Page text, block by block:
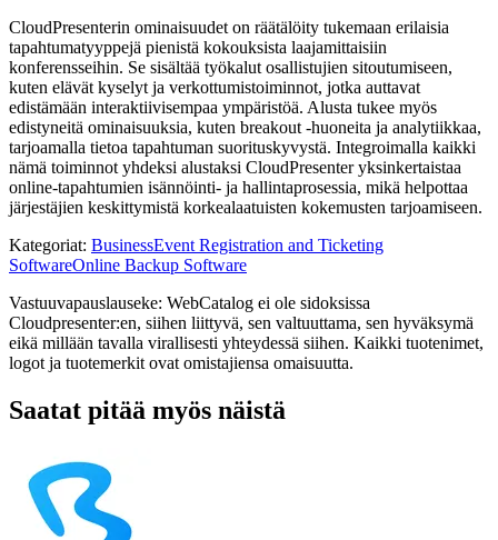
CloudPresenterin ominaisuudet on räätälöity tukemaan erilaisia ​​
tapahtumatyyppejä pienistä kokouksista laajamittaisiin
konferensseihin. Se sisältää työkalut osallistujien sitoutumiseen,
kuten elävät kyselyt ja verkottumistoiminnot, jotka auttavat
edistämään interaktiivisempaa ympäristöä. Alusta tukee myös
edistyneitä ominaisuuksia, kuten breakout -huoneita ja analytiikkaa,
tarjoamalla tietoa tapahtuman suorituskyvystä. Integroimalla kaikki
nämä toiminnot yhdeksi alustaksi CloudPresenter yksinkertaistaa
online-tapahtumien isännöinti- ja hallintaprosessia, mikä helpottaa
järjestäjien keskittymistä korkealaatuisten kokemusten tarjoamiseen.
Kategoriat: BusinessEvent Registration and Ticketing
SoftwareOnline Backup Software
Vastuuvapauslauseke: WebCatalog ei ole sidoksissa
Cloudpresenter:en, siihen liittyvä, sen valtuuttama, sen hyväksymä
eikä millään tavalla virallisesti yhteydessä siihen. Kaikki tuotenimet,
logot ja tuotemerkit ovat omistajiensa omaisuutta.
Saatat pitää myös näistä